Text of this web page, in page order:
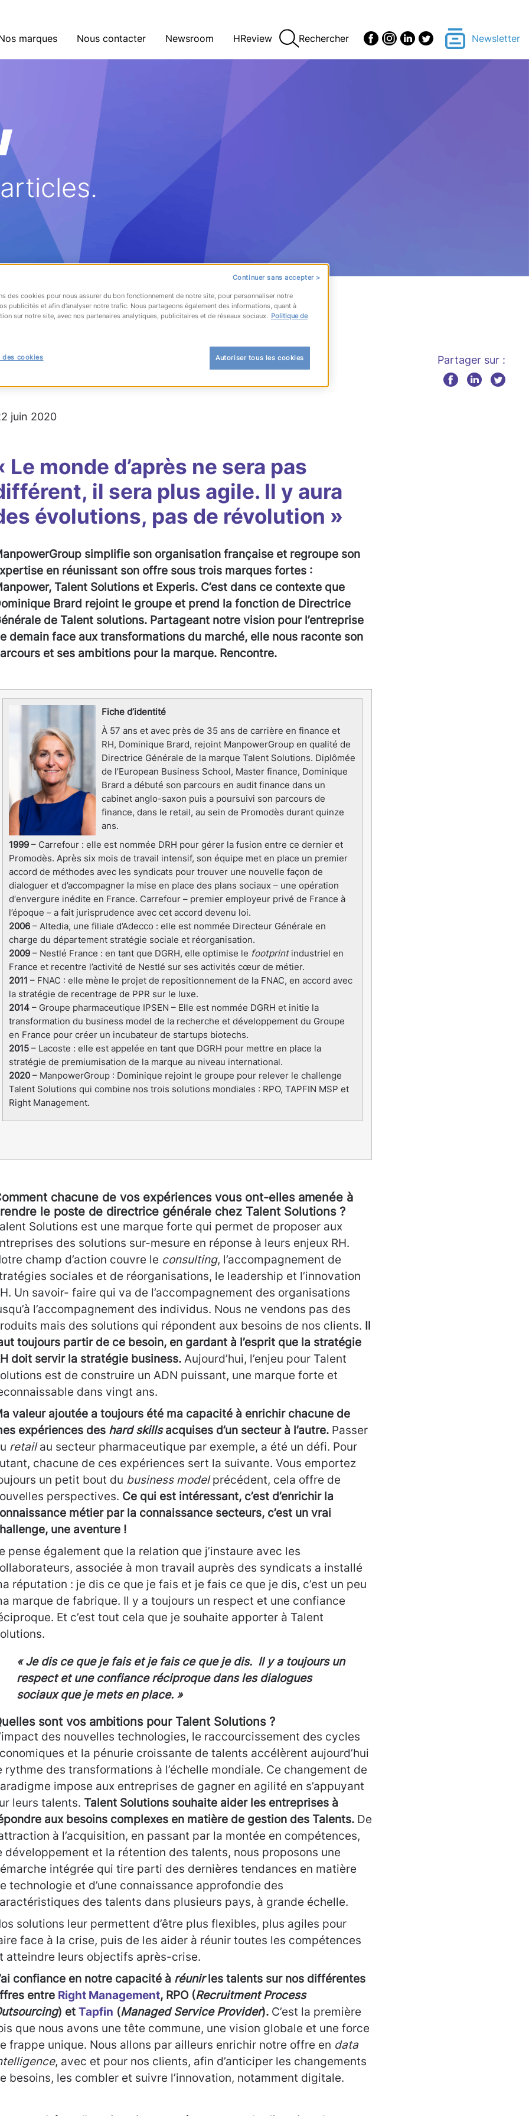
marques Nous contacter Newsroom HReview Rechercher Newsletter
À LA LISTE
#Talent solutions
Partager sur :
juin 2020
Le monde d’après ne sera pas
il sera plus agile. Il y aura
évolutions, pas de révolution »
simplifie son organisation française et regroupe son
en réunissant son offre sous trois marques fortes :
Talent Solutions et Experis. C’est dans ce contexte que
Brard rejoint le groupe et prend la fonction de Directrice
de Talent solutions. Partageant notre vision pour l’entreprise
demain face aux transformations du marché, elle nous raconte son
et ses ambitions pour la marque. Rencontre.
Fiche d’identité
À 57 ans et avec près de 35 ans de carrière en finance et
RH, Dominique Brard, rejoint ManpowerGroup en qualité de
Directrice Générale de la marque Talent Solutions. Diplômée
de l’European Business School, Master finance, Dominique
Brard a débuté son parcours en audit finance dans un
cabinet anglo-saxon puis a poursuivi son parcours de
finance, dans le retail, au sein de Promodès durant quinze
ans.
1999 – Carrefour : elle est nommée DRH pour gérer la fusion entre ce dernier et
Promodès. Après six mois de travail intensif, son équipe met en place un premier
accord de méthodes avec les syndicats pour trouver une nouvelle façon de
dialoguer et d’accompagner la mise en place des plans sociaux – une opération
d‘envergure inédite en France. Carrefour – premier employeur privé de France à
l’époque – a fait jurisprudence avec cet accord devenu loi.
2006 – Altedia, une filiale d’Adecco : elle est nommée Directeur Générale en
charge du département stratégie sociale et réorganisation.
2009 – Nestlé France : en tant que DGRH, elle optimise le footprintindustriel en
France et recentre l’activité de Nestlé sur ses activités cœur de métier.
2011 – FNAC : elle mène le projet de repositionnement de la FNAC, en accord avec
la stratégie de recentrage de PPR sur le luxe.
2014 – Groupe pharmaceutique IPSEN – Elle est nommée DGRH et initie la
transformation du business model de la recherche et développement du Groupe
en France pour créer un incubateur de startups biotechs.
2015 – Lacoste : elle est appelée en tant que DGRH pour mettre en place la
stratégie de premiumisation de la marque au niveau international.
2020 – ManpowerGroup : Dominique rejoint le groupe pour relever le challenge
Talent Solutions qui combine nos trois solutions mondiales : RPO, TAPFIN MSP et
Right Management.
chacune de vos expériences vous ont-elles amenée à
le poste de directrice générale chez Talent Solutions ?
Solutions est une marque forte qui permet de proposer aux
des solutions sur-mesure en réponse à leurs enjeux RH.
champ d’action couvre le consulting, l’accompagnement de
sociales et de réorganisations, le leadership et l’innovation
Un savoir- faire qui va de l’accompagnement des organisations
l’accompagnement des individus. Nous ne vendons pas des
mais des solutions qui répondent aux besoins de nos clients. Il
toujours partir de ce besoin, en gardant à l’esprit que la stratégie
doit servir la stratégie business. Aujourd’hui, l’enjeu pour Talent
est de construire un ADN puissant, une marque forte et
dans vingt ans.
valeur ajoutée a toujours été ma capacité à enrichir chacune de
expériences des hard skillsacquises d’un secteur à l’autre. Passer
retailau secteur pharmaceutique par exemple, a été un défi. Pour
chacune de ces expériences sert la suivante. Vous emportez
un petit bout du business modelprécédent, cela offre de
perspectives. Ce qui est intéressant, c’est d’enrichir la
métier par la connaissance secteurs, c’est un vrai
une aventure !
pense également que la relation que j’instaure avec les
associée à mon travail auprès des syndicats a installé
réputation : je dis ce que je fais et je fais ce que je dis, c’est un peu
marque de fabrique. Il y a toujours un respect et une confiance
Et c’est tout cela que je souhaite apporter à Talent
« Je dis ce que je fais et je fais ce que je dis. Il y a toujours un
respect et une confiance réciproque dans les dialogues
sociaux que je mets en place. »
sont vos ambitions pour Talent Solutions ?
des nouvelles technologies, le raccourcissement des cycles
et la pénurie croissante de talents accélèrent aujourd’hui
rythme des transformations à l’échelle mondiale. Ce changement de
impose aux entreprises de gagner en agilité en s’appuyant
leurs talents. Talent Solutions souhaite aider les entreprises à
aux besoins complexes en matière de gestion des Talents. De
à l’acquisition, en passant par la montée en compétences,
développement et la rétention des talents, nous proposons une
intégrée qui tire parti des dernières tendances en matière
technologie et d’une connaissance approfondie des
des talents dans plusieurs pays, à grande échelle.
solutions leur permettent d’être plus flexibles, plus agiles pour
face à la crise, puis de les aider à réunir toutes les compétences
atteindre leurs objectifs après-crise.
confiance en notre capacité à réunirles talents sur nos différentes
entre Right Management, RPO (Recruitment Process
) et Tapfin (Managed Service Provider). C’est la première
que nous avons une tête commune, une vision globale et une force
frappe unique. Nous allons par ailleurs enrichir notre offre en data
, avec et pour nos clients, afin d’anticiper les changements
besoins, les combler et suivre l’innovation, notamment digitale.
Continuer sans accepter >
des cookies pour nous assurer du bon fonctionnement de notre site, pour personnaliser notre
publicités et afin d’analyser notre trafic. Nous partageons également des informations, quant à
sur notre site, avec nos partenaires analytiques, publicitaires et de réseaux sociaux. Politique de
Autoriser tous les cookies
des cookies